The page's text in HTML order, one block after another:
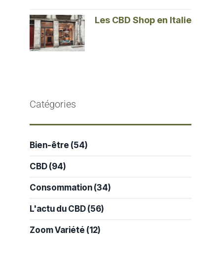
Les CBD Shop en Italie
Catégories
Bien-être (54)
CBD (94)
Consommation (34)
L'actu du CBD (56)
Zoom Variété (12)